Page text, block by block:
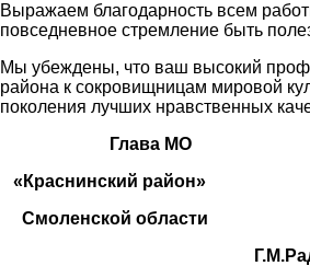
Выражаем благодарность всем
повседневное стремление быть
Мы убеждены, что ваш высокий
района к сокровищницам мировой
поколения лучших нравственных
Глава МО
«Краснинский район»
Смоленской области